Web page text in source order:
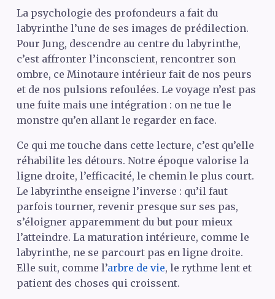
La psychologie des profondeurs a fait du
labyrinthe l’une de ses images de prédilection.
Pour Jung, descendre au centre du labyrinthe,
c’est affronter l’inconscient, rencontrer son
ombre, ce Minotaure intérieur fait de nos peurs
et de nos pulsions refoulées. Le voyage n’est pas
une fuite mais une intégration : on ne tue le
monstre qu’en allant le regarder en face.
Ce qui me touche dans cette lecture, c’est qu’elle
réhabilite les détours. Notre époque valorise la
ligne droite, l’efficacité, le chemin le plus court.
Le labyrinthe enseigne l’inverse : qu’il faut
parfois tourner, revenir presque sur ses pas,
s’éloigner apparemment du but pour mieux
l’atteindre. La maturation intérieure, comme le
labyrinthe, ne se parcourt pas en ligne droite.
Elle suit, comme l’arbre de vie, le rythme lent et
patient des choses qui croissent.